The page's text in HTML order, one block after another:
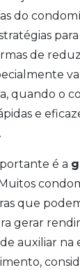
do
de
quando o
e
é a
que
gerar
auxiliar na